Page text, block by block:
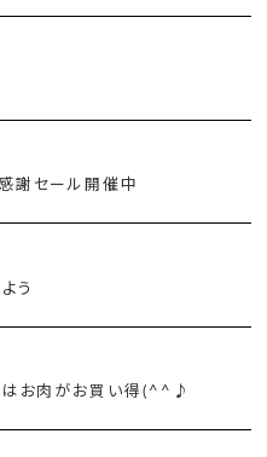
謝セール開催中
う
はお肉がお買い得(^^♪